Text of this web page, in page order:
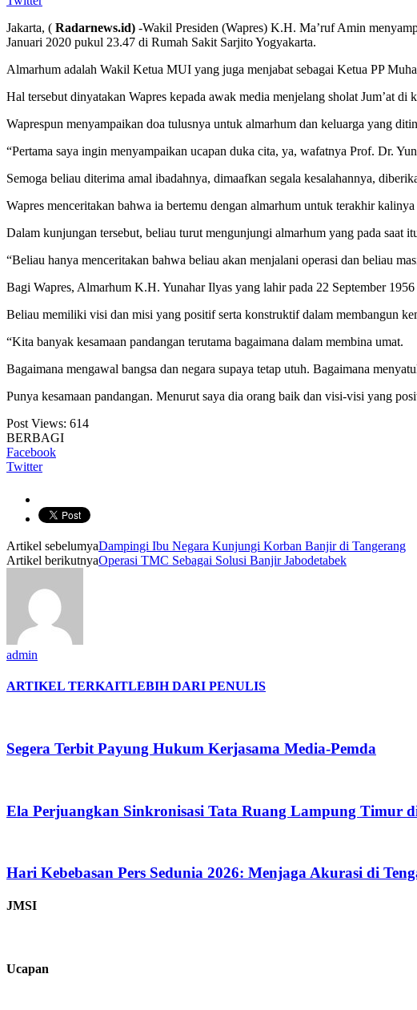
Jakarta, ( Radarnews.id) -Wakil Presiden (Wapres) K.H. Ma’ruf Amin
Januari 2020 pukul 23.47 di Rumah Sakit Sarjito Yogyakarta.
Almarhum adalah Wakil Ketua MUI yang juga menjabat sebagai Ketua PP
Hal tersebut dinyatakan Wapres kepada awak media menjelang sholat Jum’at di
Waprespun menyampaikan doa tulusnya untuk almarhum dan keluarga yang
“Pertama saya ingin menyampaikan ucapan duka cita, ya, wafatnya Prof. Dr.
Semoga beliau diterima amal ibadahnya, dimaafkan segala kesalahannya,
Wapres menceritakan bahwa ia bertemu dengan almarhum untuk terakhir
Dalam kunjungan tersebut, beliau turut mengunjungi almarhum yang pada
“Beliau hanya menceritakan bahwa beliau akan menjalani operasi dan beliau
Bagi Wapres, Almarhum K.H. Yunahar Ilyas yang lahir pada 22 September
Beliau memiliki visi dan misi yang positif serta konstruktif dalam membangun
“Kita banyak kesamaan pandangan terutama bagaimana dalam membina umat.
Bagaimana mengawal bangsa dan negara supaya tetap utuh. Bagaimana
Punya kesamaan pandangan. Menurut saya dia orang baik dan visi-visi yang
Post Views: 614
BERBAGI
Facebook
Twitter
Artikel sebelumyaDampingi Ibu Negara Kunjungi Korban Banjir di Tangerang
Artikel berikutnyaOperasi TMC Sebagai Solusi Banjir Jabodetabek
admin
ARTIKEL TERKAITLEBIH DARI PENULIS
Segera Terbit Payung Hukum Kerjasama Media-Pemda
Ela Perjuangkan Sinkronisasi Tata Ruang Lampung Timur
Hari Kebebasan Pers Sedunia 2026: Menjaga Akurasi di
JMSI
Ucapan